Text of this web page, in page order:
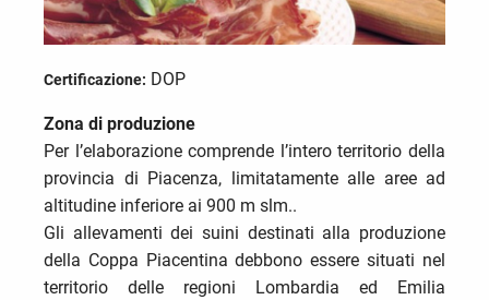
Certificazione: DOP
Zona di produzione
Per l’elaborazione comprende l’intero territorio della
provincia di Piacenza, limitatamente alle aree ad
altitudine inferiore ai 900 m slm..
Gli allevamenti dei suini destinati alla produzione
della Coppa Piacentina debbono essere situati nel
territorio delle regioni Lombardia ed Emilia